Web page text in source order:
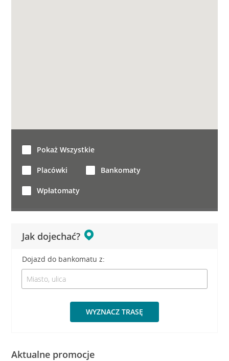
Jak dojechać?
Dojazd do bankomatu z:
WYZNACZ TRASĘ
Pokaż Wszystkie
Placówki Bankomaty
Wpłatomaty
Aktualne promocje